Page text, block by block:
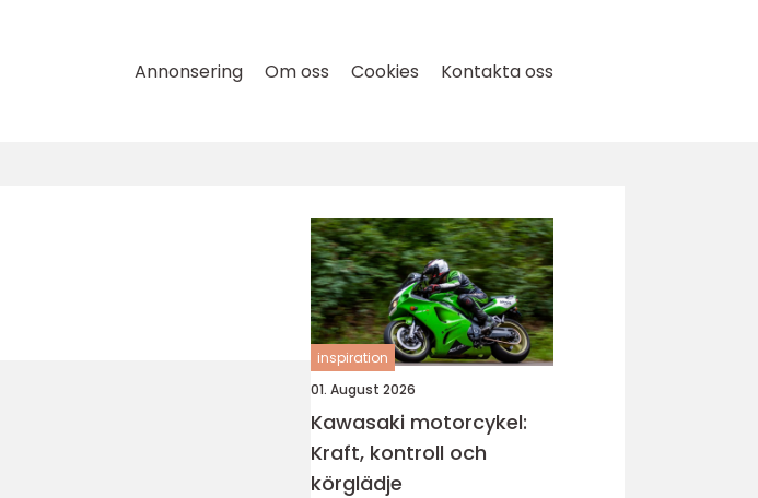
Annonsering Om oss Cookies Kontakta oss
inspiration
01. August 2026
Kawasaki motorcykel:
Kraft, kontroll och
körglädje